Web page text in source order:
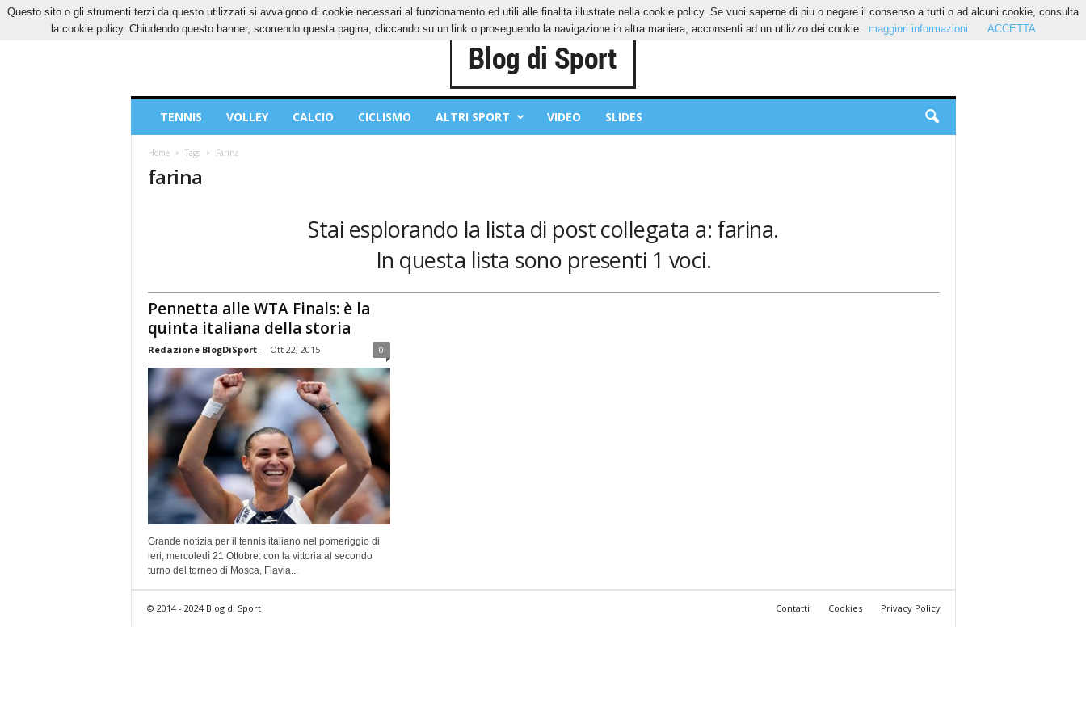
SABATO, 8 AGOSTO 2026 CONTATTI COOKIES PRIVACY POLICY
Sport
TENNIS VOLLEY CALCIO CICLISMO ALTRI SPORT VIDEO SLIDES
Home Tags Farina
farina
Stai esplorando la lista di post collegata a: farina.
In questa lista sono presenti 1 voci.
Pennetta alle WTA Finals: è la
quinta italiana della storia
Redazione BlogDiSport - Ott 22, 2015 0
Grande notizia per il tennis italiano nel pomeriggio di
ieri, mercoledì 21 Ottobre: con la vittoria al secondo
turno del torneo di Mosca, Flavia...
Contatti Cookies Privacy Policy
© 2014 - 2024 Blog di Sport
Questo sito o gli strumenti terzi da questo utilizzati si avvalgono di cookie necessari al funzionamento ed utili alle finalita illustrate nella cookie policy. Se vuoi saperne di piu o negare il consenso a tutti o ad alcuni cookie, consulta
la cookie policy. Chiudendo questo banner, scorrendo questa pagina, cliccando su un link o proseguendo la navigazione in altra maniera, acconsenti ad un utilizzo dei cookie.
maggiori informazioni ACCETTA